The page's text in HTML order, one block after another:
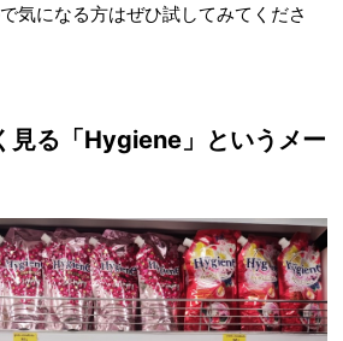
気になる方はぜひ試してみてくださ
見る「Hygiene」というメー